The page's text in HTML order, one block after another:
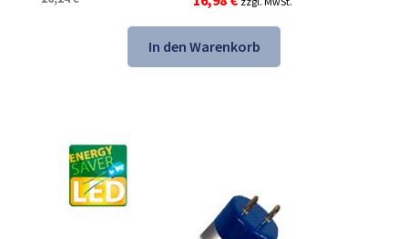
Preis
war:
26,24 €
Preis
ist:
16,98 €.
In den Warenkorb